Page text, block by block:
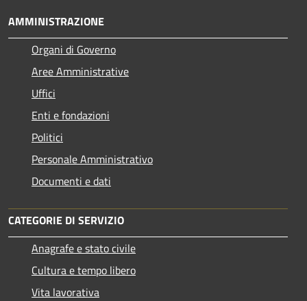
AMMINISTRAZIONE
Organi di Governo
Aree Amministrative
Uffici
Enti e fondazioni
Politici
Personale Amministrativo
Documenti e dati
CATEGORIE DI SERVIZIO
Anagrafe e stato civile
Cultura e tempo libero
Vita lavorativa